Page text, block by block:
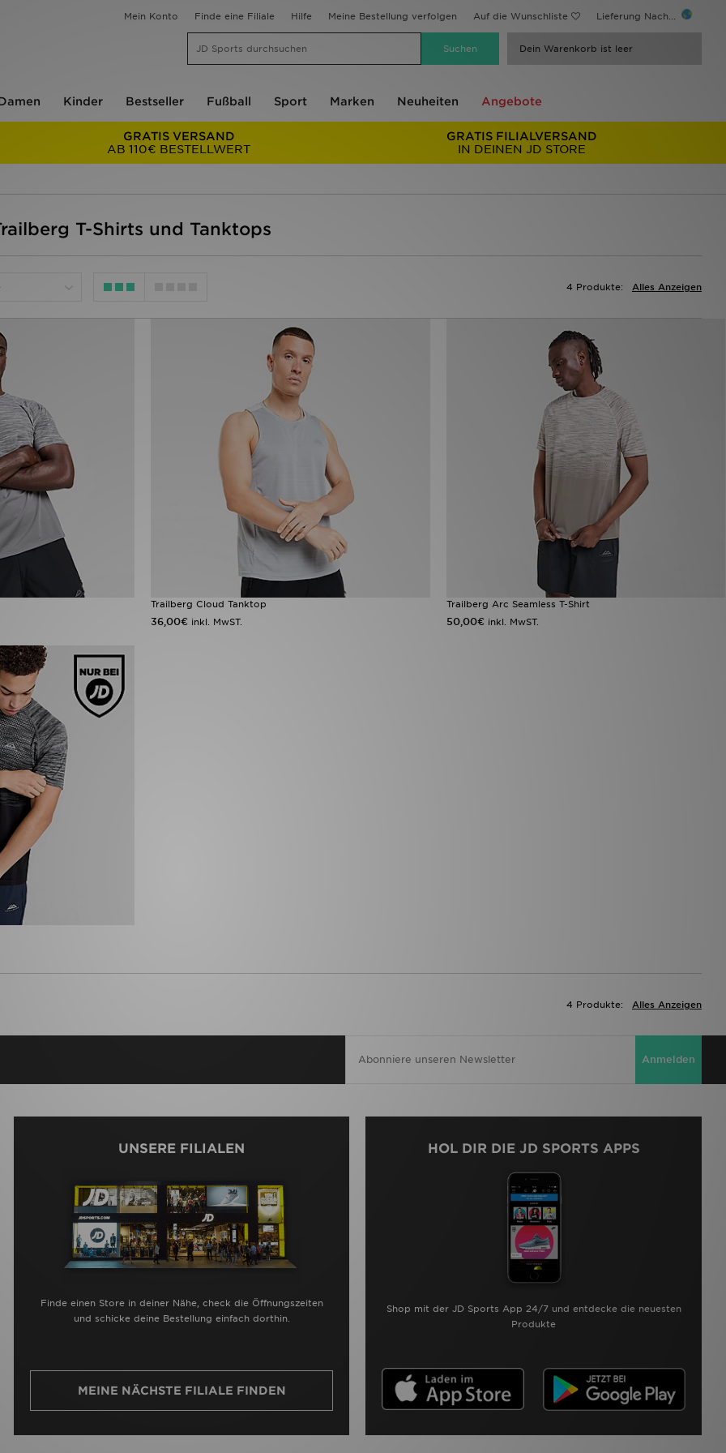
Mein Konto Finde eine Filiale Hilfe Meine Bestellung verfolgen Auf die Wunschliste Lieferung Nach...
Dein Warenkorb ist leer
Kinder Bestseller Fußball Sport Marken Neuheiten Angebote
GRATIS VERSAND
AB 110€ BESTELLWERT
GRATIS FILIALVERSAND
IN DEINEN JD STORE
T-Shirts und Tanktops
Alles Anzeigen
4 Produkte:
Trailberg Cloud Tanktop
36,00€ inkl. MwST.
Trailberg Arc Seamless T-Shirt
50,00€ inkl. MwST.
Alles Anzeigen
4 Produkte:
Anmelden
UNSERE FILIALEN
Finde einen Store in deiner Nähe, check die Öffnungszeiten
und schicke deine Bestellung einfach dorthin.
MEINE NÄCHSTE FILIALE FINDEN
HOL DIR DIE JD SPORTS APPS
Shop mit der JD Sports App 24/7 und entdecke die neuesten
Produkte